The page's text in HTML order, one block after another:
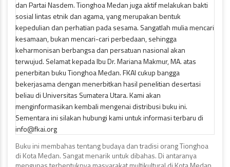
Buku ini membahas tentang budaya dan tradisi orang Tionghoa
di Kota Medan. Sangat menarik untuk dibahas. Di antaranya